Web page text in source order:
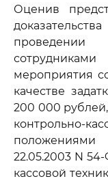
Оценив
мероприятия
качестве
200 000
контрольно-
22.05.2003 N
кассовой